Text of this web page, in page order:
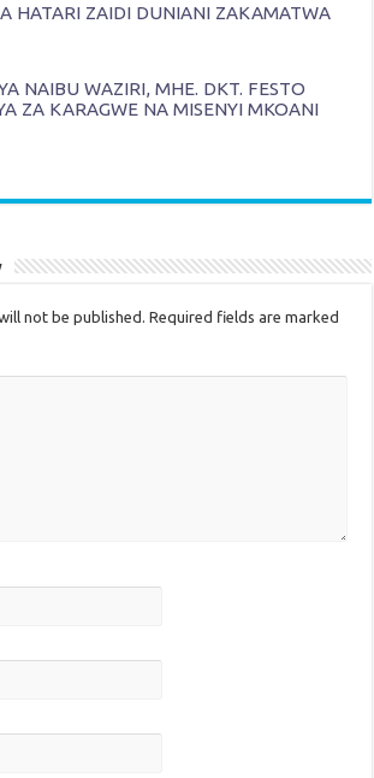
HATARI ZAIDI DUNIANI ZAKAMATWA
NAIBU WAZIRI, MHE. DKT. FESTO
ZA KARAGWE NA MISENYI MKOANI
not be published. Required fields are marked